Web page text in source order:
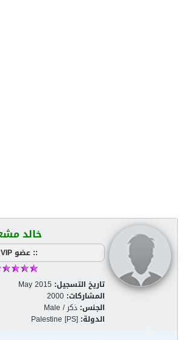
خالد
:: عضو VIP ::
تاريخ التسجيل: May 2015
المشاركات: 2000
الجنس: ذكر / Male
الدولة: Palestine [PS]